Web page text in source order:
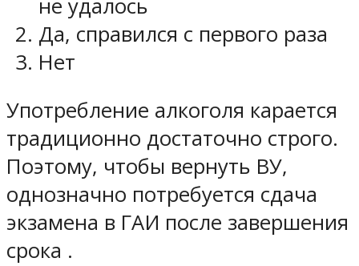
не удалось
Да, справился с первого раза
Нет
Употребление алкоголя карается
традиционно достаточно строго.
Поэтому, чтобы вернуть ВУ,
однозначно потребуется сдача
экзамена в ГАИ после завершения
срока .